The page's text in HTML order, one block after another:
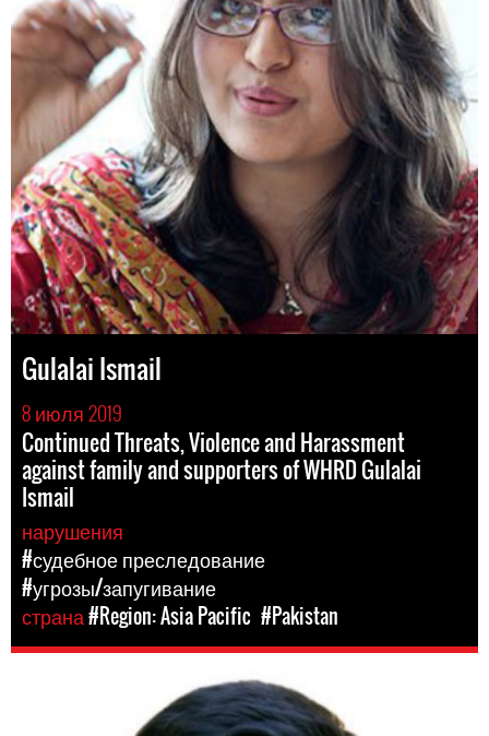
Gulalai Ismail
8 июля 2019
Continued Threats, Violence and Harassment
against family and supporters of WHRD Gulalai
Ismail
нарушения
#судебное преследование
#угрозы/запугивание
страна#Region: Asia Pacific #Pakistan